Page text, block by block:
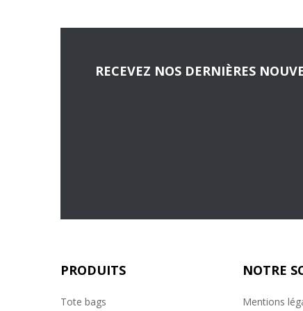
RECEVEZ NOS DERNIÈRES
PRODUITS
Tote bags
NOTRE
Mentions